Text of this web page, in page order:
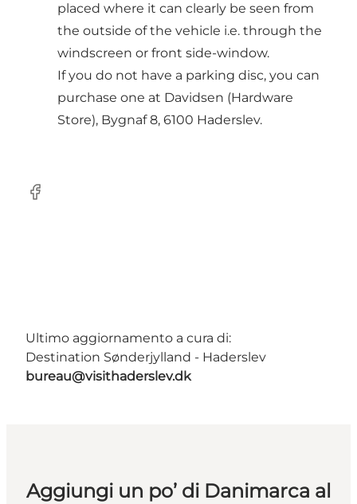
placed where it can clearly be seen from
the outside of the vehicle i.e. through the
windscreen or front side-window.
If you do not have a parking disc, you can
purchase one at Davidsen (Hardware
Store), Bygnaf 8, 6100 Haderslev.
Facebook
Ultimo aggiornamento a cura di:
Destination Sønderjylland - Haderslev
bureau@visithaderslev.dk
Aggiungi un po’ di Danimarca al